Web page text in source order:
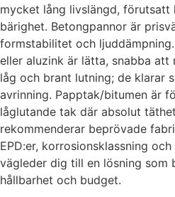
mycket lång livslängd,
bärighet. Betongpannor är
formstabilitet och
eller aluzink är lätta, snabba att
låg och brant lutning; de klarar
avrinning. Papptak/bitumen är
låglutande tak där absolut
rekommenderar beprövade
EPD:er, korrosionsklassning
vägleder dig till en lösning som
hållbarhet och budget.